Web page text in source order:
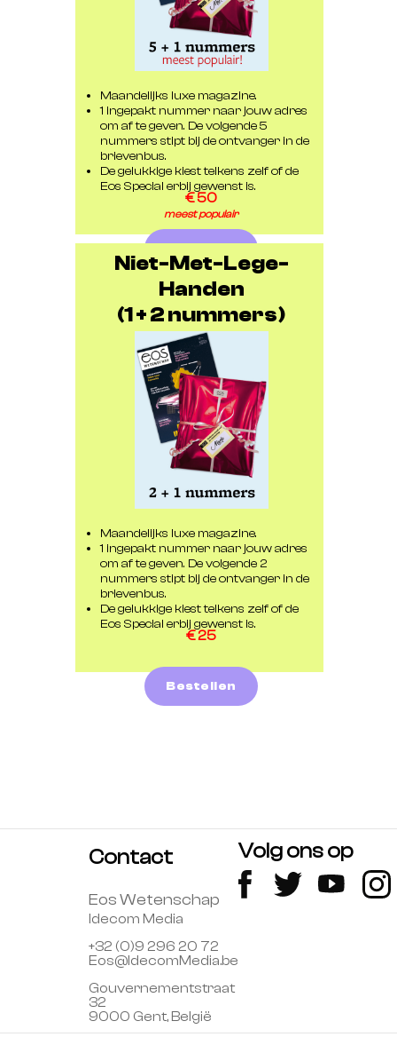
Maandelijks luxe magazine.
1 ingepakt nummer naar jouw adres
om af te geven. De volgende 5
nummers stipt bij de ontvanger in de
brievenbus.
De gelukkige kiest telkens zelf of de
Eos Special erbij gewenst is.
€ 50
meest populair
Niet-Met-Lege-
Handen
(1 + 2 nummers)
Maandelijks luxe magazine.
1 ingepakt nummer naar jouw adres
om af te geven. De volgende 2
nummers stipt bij de ontvanger in de
brievenbus.
De gelukkige kiest telkens zelf of de
Eos Special erbij gewenst is.
€ 25
Bestellen
Contact
Eos Wetenschap
Idecom Media
+32 (0)9 296 20 72
Eos@IdecomMedia.be
Gouvernementstraat
32
9000 Gent, België
Volg ons op